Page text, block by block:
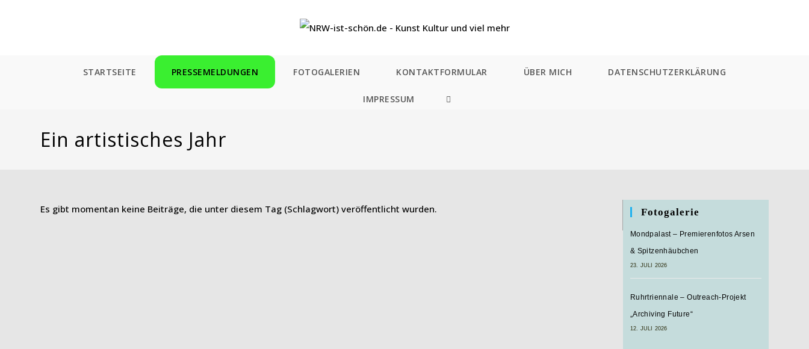
STARTSEITE PRESSEMELDUNGEN FOTOGALERIEN KONTAKTFORMULAR ÜBER MICH DATENSCHUTZERKLÄRUNG
IMPRESSUM
WEBSITE-
Ein artistisches Jahr
Es gibt momentan keine Beiträge, die unter diesem Tag (Schlagwort) veröffentlicht wurden. Fotogalerie
Mondpalast – Premierenfotos Arsen
& Spitzenhäubchen
23. JULI 2026
Ruhrtriennale – Outreach-Projekt
„Archiving Future“
12. JULI 2026